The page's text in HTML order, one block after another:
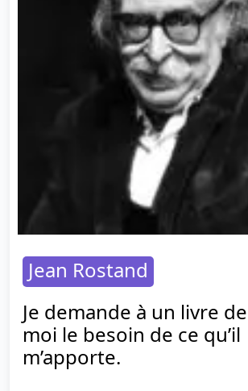
Jean Rostand
Je demande à un livre
moi le besoin de ce qu’il
m’apporte.